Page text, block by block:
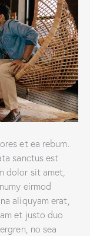
et ea rebum.
sanctus est
dolor sit amet,
eirmod
aliquyam erat,
et justo duo
no sea